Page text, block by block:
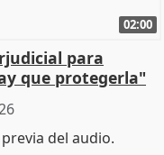
02:00
para
que protegerla"